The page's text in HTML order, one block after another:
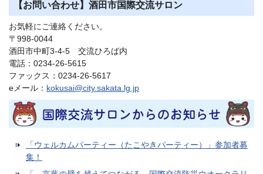
【お問い合わせ】酒田市国際交流サロン
お気軽にご連絡ください。
〒998-0044
酒田市中町3-4-5 交流ひろば内
電話：0234-26-5615
ファックス：0234-26-5617
eメール： kokusai@city.sakata.lg.jp
「ウェルカムパーティー（たこやきパーティー）」参加者募
集！